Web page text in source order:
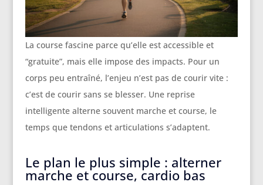
La course fascine parce qu’elle est accessible et
“gratuite”, mais elle impose des impacts. Pour un
corps peu entraîné, l’enjeu n’est pas de courir vite :
c’est de courir sans se blesser. Une reprise
intelligente alterne souvent marche et course, le
temps que tendons et articulations s’adaptent.
Le plan le plus simple : alterner
marche et course, cardio bas